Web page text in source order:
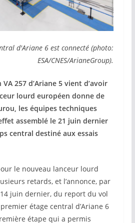
d'Ariane 6 est connecté (photo:
ESA/CNES/ArianeGroup).
257 d’Ariane 5 vient d’avoir
lourd européen donne de
les équipes techniques
assemblé le 21 juin dernier
central destiné aux essais
le nouveau lanceur lourd
retards, et l’annonce, par
juin dernier, du report du vol
étage central d’Ariane 6
étape qui a permis